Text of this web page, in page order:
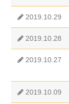
2019.10.29
2019.10.28
2019.10.27
2019.10.09